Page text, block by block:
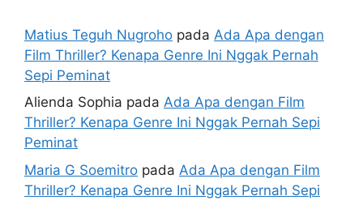
Matius Teguh Nugroho pada Ada Apa dengan
Film Thriller? Kenapa Genre Ini Nggak Pernah
Sepi Peminat
Alienda Sophia pada Ada Apa dengan Film
Thriller? Kenapa Genre Ini Nggak Pernah Sepi
Peminat
Maria G Soemitro pada Ada Apa dengan Film
Thriller? Kenapa Genre Ini Nggak Pernah Sepi